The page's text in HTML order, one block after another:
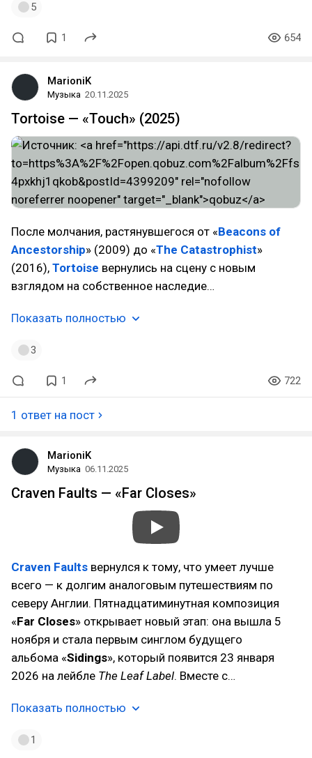
5
1 654
MarioniK
Музыка 20.11.2025
Tortoise — «Touch» (2025)
После молчания, растянувшегося от «Beacons of
Ancestorship» (2009) до «The Catastrophist»
(2016), Tortoise вернулись на сцену с новым
взглядом на собственное наследие…
Показать полностью
3
1 722
1 ответ на пост
MarioniK
Музыка 06.11.2025
Craven Faults — «Far Closes»
Craven Faults вернулся к тому, что умеет лучше
всего — к долгим аналоговым путешествиям по
северу Англии. Пятнадцатиминутная композиция
«Far Closes» открывает новый этап: она вышла 5
ноября и стала первым синглом будущего
альбома «Sidings», который появится 23 января
2026 на лейбле The Leaf Label. Вместе с…
Показать полностью
1